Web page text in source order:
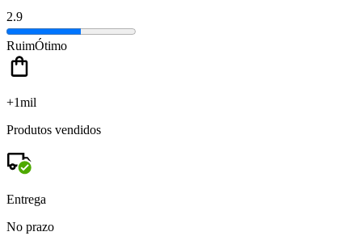
2.9
RuimÓtimo
+1mil
Produtos vendidos
Entrega
No prazo